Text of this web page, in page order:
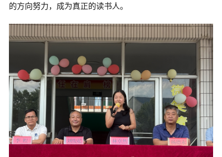
的方向努力，成为真正的读书人。